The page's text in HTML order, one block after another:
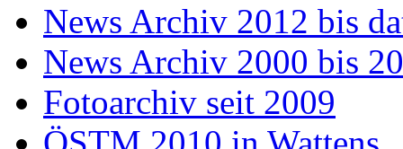
News Archiv 2012 bis
News Archiv 2000 bis
Fotoarchiv seit 2009